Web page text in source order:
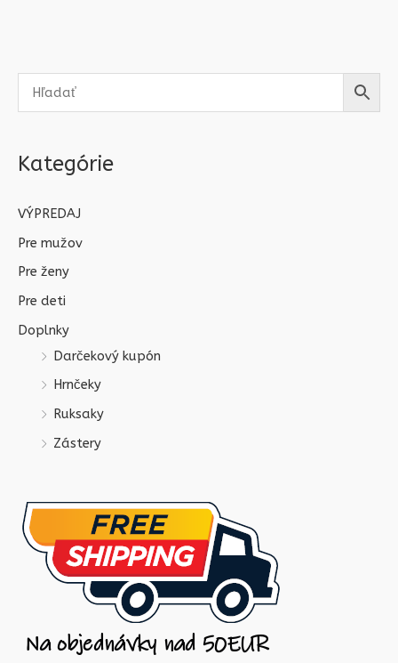
Kategórie
VÝPREDAJ
Pre mužov
Pre ženy
Pre deti
Doplnky
Darčekový kupón
Hrnčeky
Ruksaky
Zástery